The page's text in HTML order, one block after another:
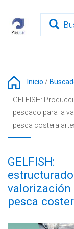
contenido
principal
Inicio /
GELFISH:
pescado para la
pesca costera
pesca